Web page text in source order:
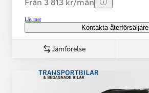
Läs mer
Kontakta återförsäljare
Jämförelse